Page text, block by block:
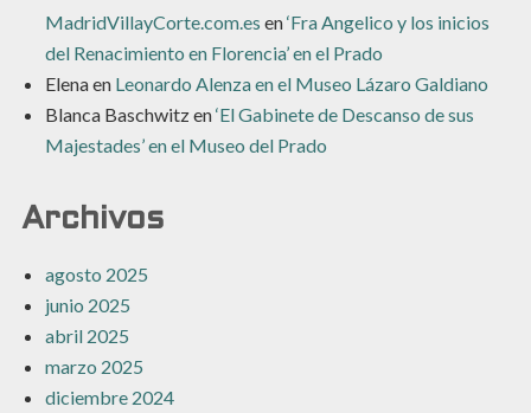
MadridVillayCorte.com.es en‘Fra Angelico y los inicios
del Renacimiento en Florencia’ en el Prado
Elenaen Leonardo Alenza en el Museo Lázaro Galdiano
Blanca Baschwitzen‘El Gabinete de Descanso de sus
Majestades’ en el Museo del Prado
Archivos
agosto 2025
junio 2025
abril 2025
marzo 2025
diciembre 2024